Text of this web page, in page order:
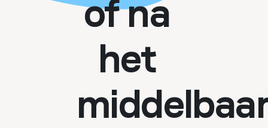
of na
het